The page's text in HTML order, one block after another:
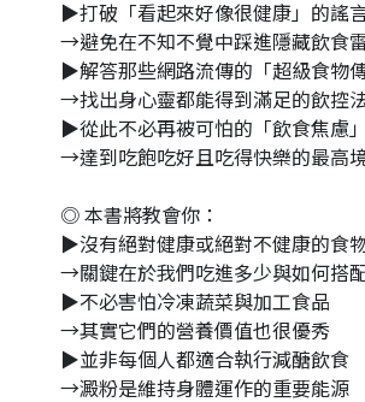
▶打破「看起來好像很健康」的謠
→避免在不知不覺中踩進隱藏飲食
▶解答那些網路流傳的「超級食物傳
→找出身心靈都能得到滿足的飲控
▶從此不必再被可怕的「飲食焦慮
→達到吃飽吃好且吃得快樂的最高
◎ 本書將教會你：
▶沒有絕對健康或絕對不健康的食
→關鍵在於我們吃進多少與如何搭
▶不必害怕冷凍蔬菜與加工食品
→其實它們的營養價值也很優秀
▶並非每個人都適合執行減醣飲食
→澱粉是維持身體運作的重要能源